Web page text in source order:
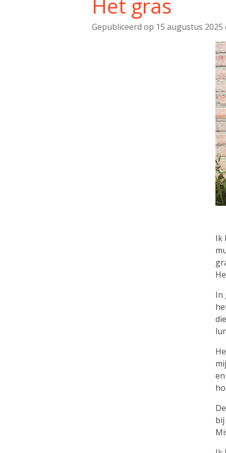
Het gras
Gepubliceerd op 15 augustus 2025
Ik
In